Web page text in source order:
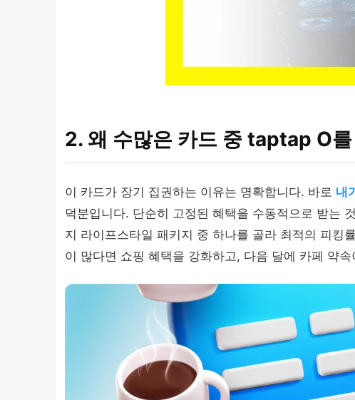
2. 왜 수많은 카드 중 taptap O
이 카드가 장기 집권하는 이유는 명확합니다. 바로 내
덕분입니다. 단순히 고정된 혜택을 수동적으로 받는
지 라이프스타일 패키지 중 하나를 골라 최적의 피킹
이 많다면 쇼핑 혜택을 강화하고, 다음 달에 카페 약